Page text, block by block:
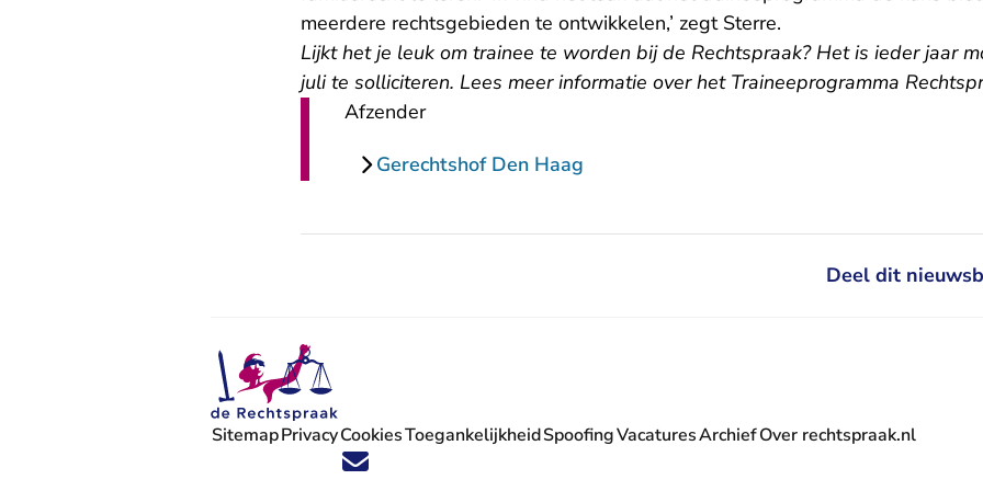
meerdere rechtsgebieden te ontwikkelen,’ zegt Sterre.
Lijkt het je leuk om trainee te worden bij de Rechtspraak? Het is ieder jaar
juli te solliciteren. Lees meer informatie over het Traineeprogramma
Afzender
Gerechtshof Den Haag
Deel dit
Volg ons op X (Twitter) - U verlaat Rechtspraak.nl
Volg ons op Facebook - U verlaat Rechtspraak.nl
Volg ons op Instagram - U verlaat Rechtspraak.nl
Volg ons op Youtube - U verlaat Rechtspraak.nl
Volg ons op LinkedIn - U verlaat Rechtspraak.nl
'Blijf op de hoogte' nieuwsbrief - U verlaat Rechtspraak.nl
SitemapPrivacyCookiesToegankelijkheidSpoofingVacatures
- U verlaat Rechtspraak.nl
ArchiefOver rechtspraak.nl